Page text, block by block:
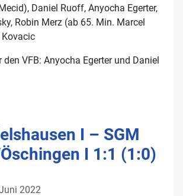
Daniel Ruoff, Anyocha Egerter,
Robin Merz (ab 65. Min. Marcel
VFB: Anyocha Egerter und Daniel
I – SGM
I 1:1 (1:0)
2022